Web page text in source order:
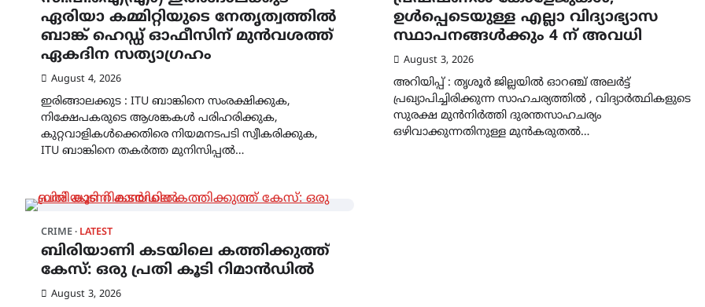
ഏരിയാ കമ്മിറ്റിയുടെ നേതൃത്വത്തിൽ
ബാങ്ക് ഹെഡ്ഡ് ഓഫീസിന് മുൻവശത്ത്
ഏകദിന സത്യാഗ്രഹം
August 4, 2026
ഇരിങ്ങാലക്കുട : ITU ബാങ്കിനെ സംരക്ഷിക്കുക,
നിക്ഷേപകരുടെ ആശങ്കകൾ പരിഹരിക്കുക,
കുറ്റവാളികൾക്കെതിരെ നിയമനടപടി സ്വീകരിക്കുക,
ITU ബാങ്കിനെ തകർത്ത മുനിസിപ്പൽ…
ഉള്‍പ്പെടെയുള്ള എല്ലാ വിദ്യാഭ്യാസ
സ്ഥാപനങ്ങള്‍ക്കും 4 ന് അവധി
August 3, 2026
അറിയിപ്പ് : തൃശൂര്‍ ജില്ലയില്‍ ഓറഞ്ച് അലർട്ട്
പ്രഖ്യാപിച്ചിരിക്കുന്ന സാഹചര്യത്തിൽ , വിദ്യാർത്ഥികളുടെ
സുരക്ഷ മുൻനിർത്തി ദുരന്തസാഹചര്യം
ഒഴിവാക്കുന്നതിനുള്ള മുന്‍കരുതല്‍…
CRIME LATEST
ബിരിയാണി കടയിലെ കത്തിക്കുത്ത്
കേസ്: ഒരു പ്രതി കൂടി റിമാൻഡിൽ
August 3, 2026